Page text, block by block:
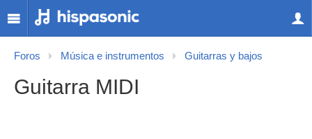
Foros Música e instrumentos Guitarras y bajos
Guitarra MIDI